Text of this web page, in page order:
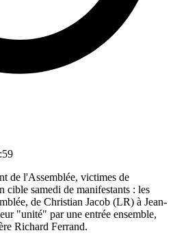
de l'Assemblée, victimes de
cible samedi de manifestants : les
de Christian Jacob (LR) à Jean-
"unité" par une entrée ensemble,
Richard Ferrand.